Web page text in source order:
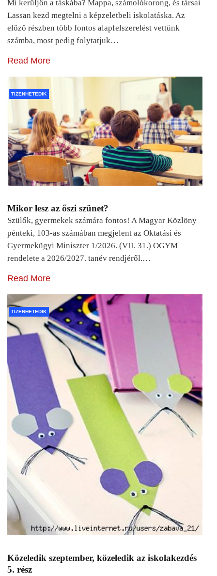
Mi kerüljön a táskába? Mappa, számolókorong, és társai
Lassan kezd megtelni a képzeletbeli iskolatáska. Az
előző részben több fontos alapfelszerelést vettünk
számba, most pedig folytatjuk…
Read More
TIZENHETEDIK
Mikor lesz az őszi szünet?
Szülők, gyermekek számára fontos! A Magyar Közlöny
pénteki, 103-as számában megjelent az Oktatási és
Gyermekügyi Miniszter 1/2026. (VII. 31.) OGYM
rendelete a 2026/2027. tanév rendjéről.…
Read More
TIZENHETEDIK
Közeledik szeptember, közeledik az iskolakezdés
5. rész